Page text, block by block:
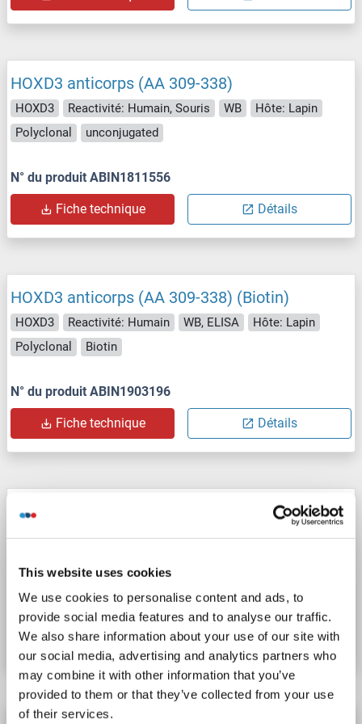
This website uses cookies
We use cookies to personalise content and ads, to
provide social media features and to analyse our traffic.
We also share information about your use of our site with
our social media, advertising and analytics partners who
may combine it with other information that you’ve
provided to them or that they’ve collected from your use
of their services.
HOXD3 anticorps (AA 309-338)
HOXD3 Reactivité: Humain, Souris WB
Hôte: Lapin
Polyclonal
unconjugated
N° du produit ABIN1811556
Fiche technique Détails
HOXD3 anticorps (AA 309-338) (Biotin)
HOXD3 Reactivité: Humain WB, ELISA
Hôte: Lapin
Polyclonal
Biotin
N° du produit ABIN1903196
Fiche technique Détails
HOXD3 anticorps (AA 309-338) (FITC)
HOXD3 Reactivité: Humain WB, ELISA
Hôte: Lapin
N° du produit ABIN1903197
Fiche technique Détails